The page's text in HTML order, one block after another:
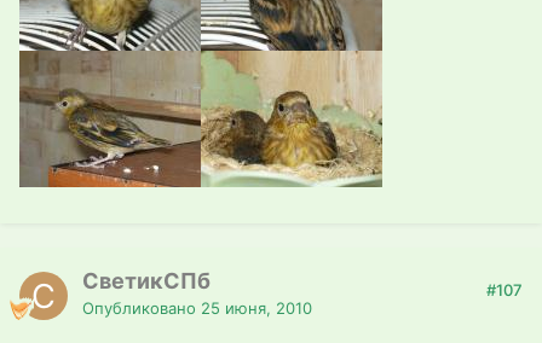
СветикСПб
Опубликовано 25 июня, 2010
#107